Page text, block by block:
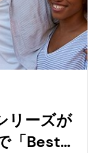
リーズが
「Best